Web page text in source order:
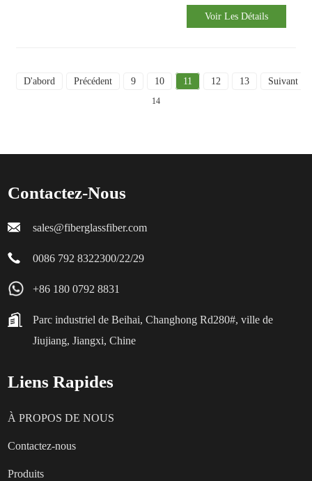
Voir Les Détails
D'abord Précédent 9 10 11 12 13 Suivant
14
Contactez-Nous
sales@fiberglassfiber.com
0086 792 8322300/22/29
+86 180 0792 8831
Parc industriel de Beihai, Changhong Rd280#, ville de
Jiujiang, Jiangxi, Chine
Liens Rapides
À PROPOS DE NOUS
Contactez-nous
Produits